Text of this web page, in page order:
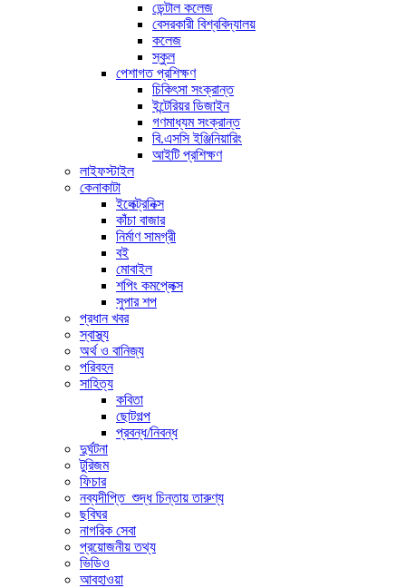
ডেন্টাল কলেজ
বেসরকারী বিশ্ববিদ্যালয়
কলেজ
স্কুল
পেশাগত প্রশিক্ষণ
চিকিৎসা সংক্রান্ত
ইন্টেরিয়র ডিজাইন
গণমাধ্যম সংক্রান্ত
বি.এসসি ইঞ্জিনিয়ারিং
আইটি প্রশিক্ষণ
লাইফস্টাইল
কেনাকাটা
ইলেক্ট্রনিক্স
কাঁচা বাজার
নির্মাণ সামগ্রী
বই
মোবাইল
শপিং কমপ্লেক্স
সুপার শপ
প্রধান খবর
স্বাস্থ্য
অর্থ ও বানিজ্য
পরিবহন
সাহিত্য
কবিতা
ছোটগল্প
প্রবন্ধ/নিবন্ধ
দুর্ঘটনা
টুরিজম
ফিচার
নব্যদীপ্তি_শুদ্ধ চিন্তায় তারুণ্য
ছবিঘর
নাগরিক সেবা
প্রয়োজনীয় তথ্য
ভিডিও
আবহাওয়া